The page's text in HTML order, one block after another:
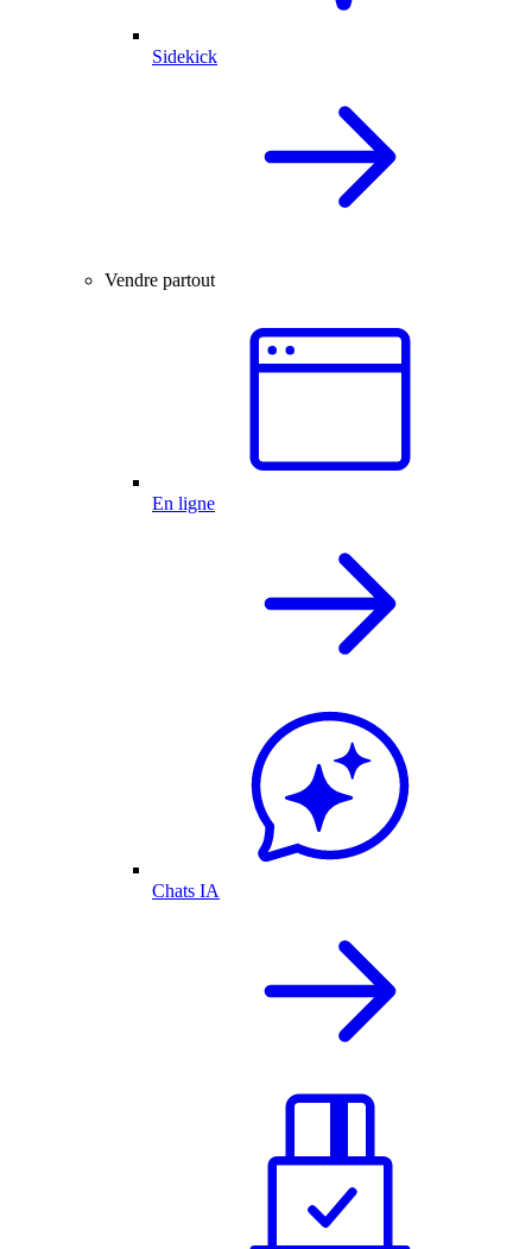
Sidekick
Vendre partout
En ligne
Chats IA